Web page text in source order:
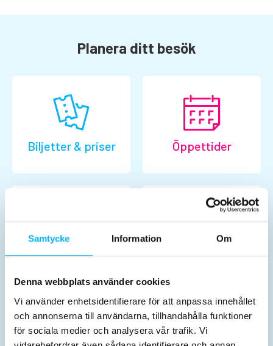
Samtycke Information Om
Denna webbplats använder cookies
Vi använder enhetsidentifierare för att anpassa innehållet
och annonserna till användarna, tillhandahålla funktioner
för sociala medier och analysera vår trafik. Vi
Planera ditt besök
Biljetter & priser Öppettider
Aktiviteter Inför besöket